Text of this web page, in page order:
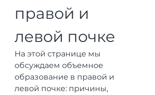
правой и
левой почке
На этой странице мы
обсуждаем объемное
образование в правой и
левой почке: причины,